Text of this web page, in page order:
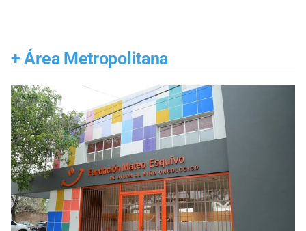
+ Área Metropolitana